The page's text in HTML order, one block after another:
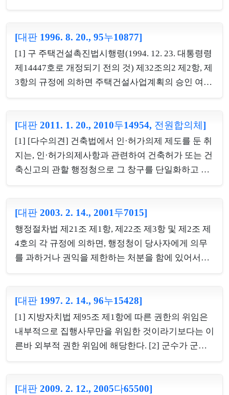
하며 공적 생활에서 형성되었거나 이미 공개된 개인
정보까지 포함한다. 또한 개인정보를 대상으로 한 조
사·수집·보관·처리·이용 등의 행위는 모두 원칙적으
로 개인정보자기결...
여기에서 말하는 비공개대상정보에는 성명·주민등
록번호 등 ‘개인식별정보’뿐만 아니라 그 외에 정보
의 내용에 따라 ‘개인에 관한 사항의 공개로 인하여
개인의 내밀한 내용의 비밀 등이 알려지게 되고, 그
정보’도 포함된다. 따라서 불기소처분 기록이나 내사
기록 중 피의자신문조서 등 조서에 기재된 피의자 등
의 인적사항 이외의 진술내용 역시 개인의 사생활의
비밀 또는 자...
[대판 1996. 8. 20., 95누10877]
[1] 구 주택건설촉진법시행령(1994. 12. 23. 대통령령
제14447호로 개정되기 전의 것) 제32조의2 제2항, 제
3항의 규정에 의하면 주택건설사업계획의 승인 여부
되어 있지만, 그 규정은 가능한 한 조속히 그 승인사
무를 처리하도록 정한 훈시규정에 불과할 뿐 강행규
정이나 효력규정이라고 할 수는 없으므로, 행정청이
그 기간을 경과하여 주택건설사업승인 거부처분을
기 전의 것)상의 사전결정제도만 있고 주택건설촉진
법상의 사전결정제도는 신설되기 이전에 주택건설사
업 승인신청을 하기에 앞서 구 건축법상의 사전결정
을 받은 ...
[대판 2011. 1. 20., 2010두14954, 전원합의체]
[1] [다수의견] 건축법에서 인·허가의제 제도를 둔 취
지는, 인·허가의제사항과 관련하여 건축허가 또는 건
축신고의 관할 행정청으로 그 창구를 단일화하고 절
법률에 따른 각각의 인·허가 요건에 관한 일체의 심
사를 배제하려는 것으로 보기는 어렵다. 왜냐하면, 건
축법과 인·허가의제사항 관련 법률은 각기 고유한 목
적이 있고, 건축신고와 인·허가의제사항도 각각 별개
요건 중 상당수는 공익에 관한 것으로서 행정청의 전
문적이고 종합적인 심사가 요구되는데, 만약 건축신
고만으로 인·허가의제사항에 관한 일체의 요건 심사
가 배제된다고 ...
[대판 2003. 2. 14., 2001두7015]
행정절차법 제21조 제1항, 제22조 제3항 및 제2조 제
4호의 각 규정에 의하면, 행정청이 당사자에게 의무
를 과하거나 권익을 제한하는 처분을 함에 있어서는
처분에 대하여 직접 그 상대가 되는 자를 의미한다 할
것이고, 한편 구 식품위생법(2002. 1. 26. 법률 제6627
호로 개정되기 전의 것) 제25조 제2항, 제3항의 각 규
정에 의하면, 지방세법에 의한 압류재산 매각절차에
정청이 이를 수리하는 경우에는 종전의 영업자에 대
[대판 1997. 2. 14., 96누15428]
[1] 지방자치법 제95조 제1항에 따른 권한의 위임은
내부적으로 집행사무만을 위임한 것이라기보다는 이
른바 외부적 권한 위임에 해당한다. [2] 군수가 군사
다면, 읍·면장에게는 관할구역 내의 무허가 건축물에
[대판 2009. 2. 12., 2005다65500]